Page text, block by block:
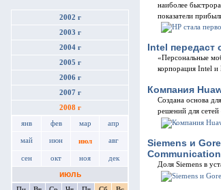
2002 г
2003 г
2004 г
2005 г
2006 г
2007 г
2008 г
янв фев мар апр
май июн июл авг
сен окт ноя дек
июль
наиболее
показатели
Intel передаст
«Персональные
корпорация Intel и
Компания
Создана основа
решений для
Siemens и
Доля Siemens в